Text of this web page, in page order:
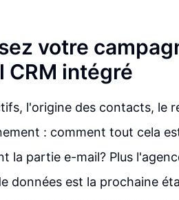
votre
CRM intégré
l'origine des contacts, le
: comment tout cela
la partie e-mail? Plus
données est la prochaine